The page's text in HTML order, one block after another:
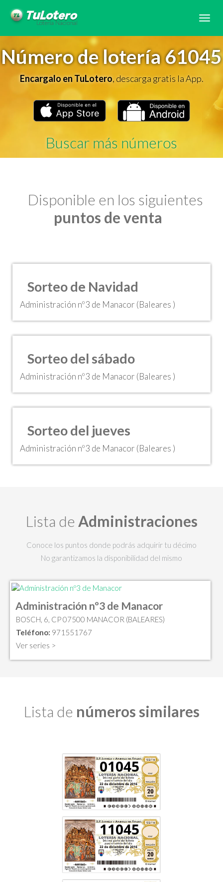
Número de lotería 61045
Encargalo en TuLotero, descarga gratis la App.
Buscar más números
Disponible en los siguientes
puntos de venta
Sorteo de Navidad
Administración nº3 de Manacor (Baleares )
Sorteo del sábado
Administración nº3 de Manacor (Baleares )
Sorteo del jueves
Administración nº3 de Manacor (Baleares )
Lista de Administraciones
Conoce los puntos donde podrás adquirir tu décimo
No garantizamos la disponibilidad del mismo
Administración nº3 de Manacor
BOSCH, 6, CP 07500 MANACOR (BALEARES)
Teléfono: 971551767
Ver series >
Lista de números similares
01045
11045